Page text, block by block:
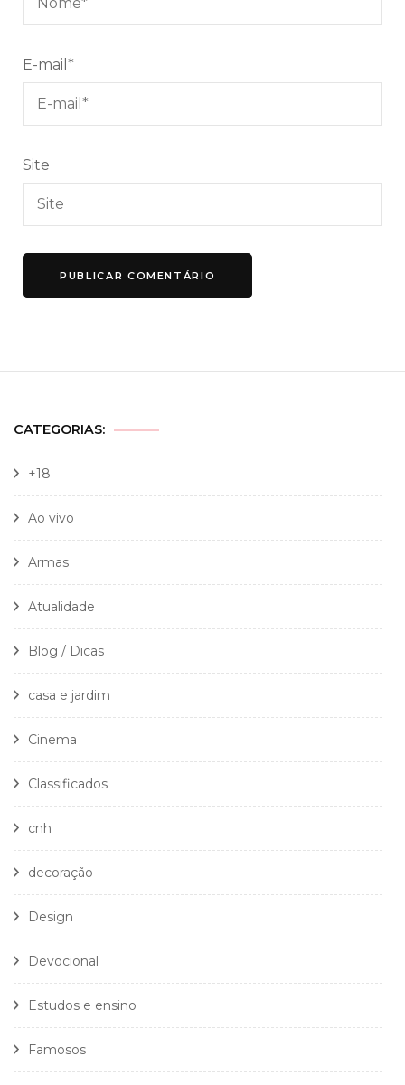
E-mail *
Site
CATEGORIAS:
+18
Ao vivo
Armas
Atualidade
Blog / Dicas
casa e jardim
Cinema
Classificados
cnh
decoração
Design
Devocional
Estudos e ensino
Famosos